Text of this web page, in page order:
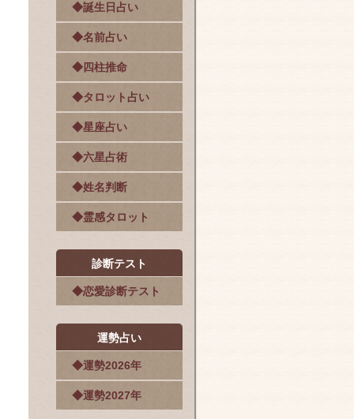
◆誕生日占い
◆名前占い
◆四柱推命
◆タロット占い
◆星座占い
◆六星占術
◆姓名判断
◆霊感タロット
診断テスト
◆恋愛診断テスト
運勢占い
◆運勢2026年
◆運勢2027年